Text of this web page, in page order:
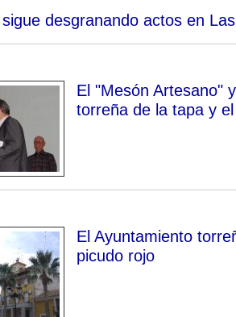
desgranando actos en
El "Mesón Artesano"
torreña de la tapa y
El Ayuntamiento
picudo rojo